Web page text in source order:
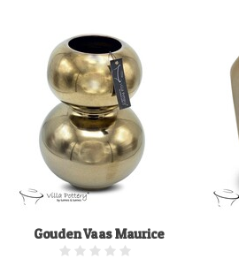
Gouden Vaas Maurice